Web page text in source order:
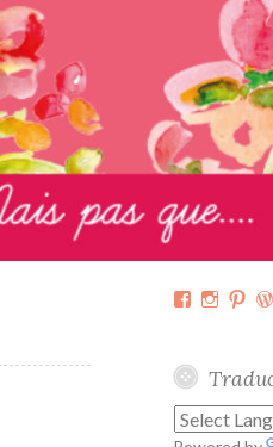
Facebook